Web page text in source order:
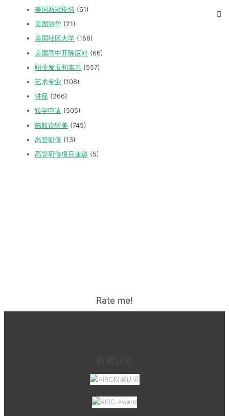
美国新冠疫情 (61)
美国游学 (21)
美国社区大学 (158)
美国高中开除应对 (66)
职业发展和实习 (557)
艺术专业 (108)
讲座 (266)
转学申请 (505)
陈航说留美 (745)
高管研修 (13)
高管研修项目速递 (5)
Rate me!